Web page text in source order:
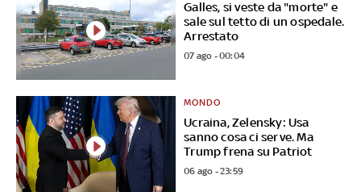
Galles, si veste da "morte" e
sale sul tetto di un ospedale.
Arrestato
07 ago - 00:04
Ucraina, Zelensky: Usa
sanno cosa ci serve. Ma
Trump frena su Patriot
MONDO
06 ago - 23:59